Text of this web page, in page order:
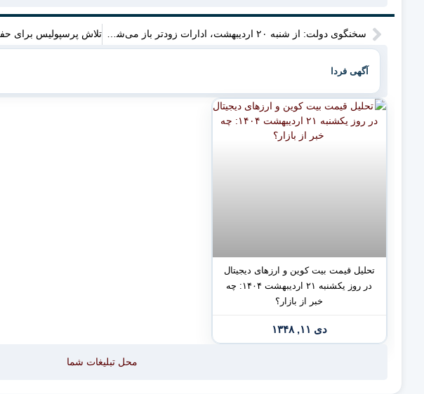
سخنگوی دولت: از شنبه ۲۰ اردیبهشت، ادارات زودتر باز می‌شوند! ساعت کار جدید از ۶ صبح تا ۱ بعدازظهر است. چرا این تغییرات ایجاد شده؟ جزئیات را بررسی کنید!
آگهی فردا
تحلیل قیمت بیت کوین و ارزهای دیجیتال
در روز یکشنبه ۲۱ اردیبهشت ۱۴۰۴: چه
خبر از بازار؟
دی ۱۱, ۱۳۴۸
محل تبلیغات شما